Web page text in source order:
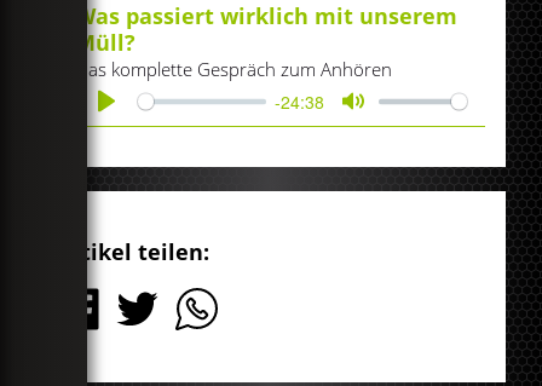
Was passiert wirklich mit unserem
Müll?
Das komplette Gespräch zum Anhören
Play
-24:38
Mute
Artikel teilen: